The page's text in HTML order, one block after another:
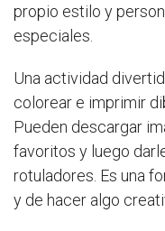
propio estilo y
especiales.
Una actividad
colorear e imprimir
Pueden descargar
favoritos y luego
rotuladores. Es una
y de hacer algo